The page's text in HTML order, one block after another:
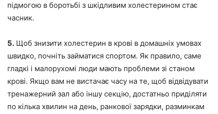
підмогою в боротьбі з шкідливим холестерином стає
часник.
5. Щоб знизити холестерин в крові в домашніх умовах
швидко, почніть займатися спортом. Як правило, саме
гладкі і малорухомі люди мають проблеми зі станом
крові. Якщо вам не вистачає часу на те, щоб відвідувати
тренажерний зал або іншу секцію, достатньо приділяти
по кілька хвилин на день, ранкової зарядки, разминкам